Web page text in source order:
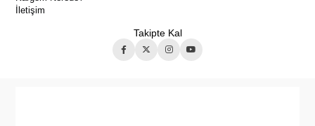
İletişim
Takipte Kal